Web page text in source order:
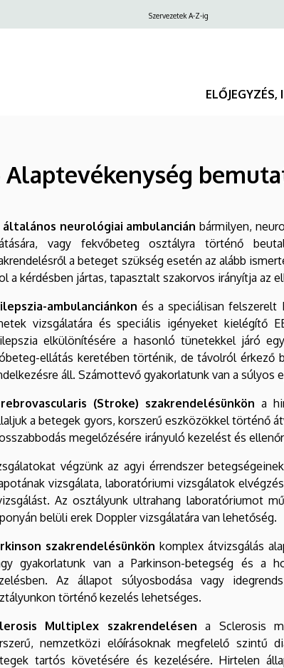
Szervezetek A-Z-ig
ELŐJEGYZÉS,
általános neurológiai ambulancián bármilyen,
vagy fekvőbeteg osztályra történő
a beteget szükség esetén az alább
a kérdésben jártas, tapasztalt szakorvos irányítja az
ambulanciánkon és a speciálisan felszerelt
vizsgálatára és speciális igényeket kielégítő
elkülönítésére a hasonló tünetekkel járó
ellátás keretében történik, de távolról
áll. Számottevő gyakorlatunk van a súlyos
(Stroke) szakrendelésünkön a
a betegek gyors, korszerű eszközökkel történő
megelőzésére irányuló kezelést és
végzünk az agyi érrendszer
vizsgálata, laboratóriumi vizsgálatok
Az osztályunk ultrahang laboratóriumot
belüli erek Doppler vizsgálatára van lehetőség.
szakrendelésünkön komplex átvizsgálás
gyakorlatunk van a Parkinson-betegség és a
Az állapot súlyosbodása vagy
történő kezelés lehetséges.
Multiplex szakrendelésen a Sclerosis
nemzetközi előírásoknak megfelelő szintű
tartós követésére és kezelésére. Hirtelen